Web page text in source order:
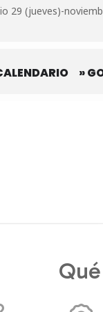
29 (jueves)-
»